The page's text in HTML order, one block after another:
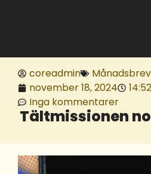
coreadmin
Månadsbrev
november 18, 2024
14:52
Inga kommentarer
Tältmissionen